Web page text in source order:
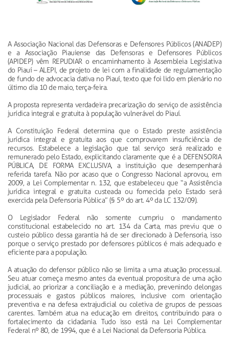
A Associação Nacional das Defensoras e Defensores Públicos (ANADEP)
e a Associação Piauiense das Defensoras e Defensores Públicos
(APIDEP) vêm REPUDIAR o encaminhamento à Assembleia Legislativa
do Piauí – ALEPI, de projeto de lei com a finalidade de regulamentação
de fundo de advocacia dativa no Piauí, texto que foi lido em plenário no
último dia 10 de maio, terça-feira.
A proposta representa verdadeira precarização do serviço de assistência
jurídica integral e gratuita à população vulnerável do Piauí.
A Constituição Federal determina que o Estado preste assistência
jurídica integral e gratuita aos que comprovarem insuficiência de
recursos. Estabelece a legislação que tal serviço será realizado e
remunerado pelo Estado, explicitando claramente que é a DEFENSORIA
PÚBLICA, DE FORMA EXCLUSIVA, a instituição que desempenhará
referida tarefa. Não por acaso que o Congresso Nacional aprovou, em
2009, a Lei Complementar n. 132, que estabeleceu que “a Assistência
jurídica integral e gratuita custeada ou fornecida pelo Estado será
exercida pela Defensoria Pública” (§ 5º do art. 4º da LC 132/09).
O Legislador Federal não somente cumpriu o mandamento
constitucional estabelecido no art. 134 da Carta, mas previu que o
custeio público dessa garantia há de ser direcionado à Defensoria, isso
porque o serviço prestado por defensores públicos é mais adequado e
eficiente para a população.
A atuação do defensor público não se limita a uma atuação processual.
Seu atuar começa mesmo antes da eventual propositura de uma ação
judicial, ao priorizar a conciliação e a mediação, prevenindo delongas
processuais e gastos públicos maiores, inclusive com orientação
preventiva e na defesa extrajudicial ou coletiva de grupos de pessoas
carentes. Também atua na educação em direitos, contribuindo para o
fortalecimento da cidadania. Tudo isso está na Lei Complementar
Federal nº 80, de 1994, que é a Lei Nacional da Defensoria Pública.